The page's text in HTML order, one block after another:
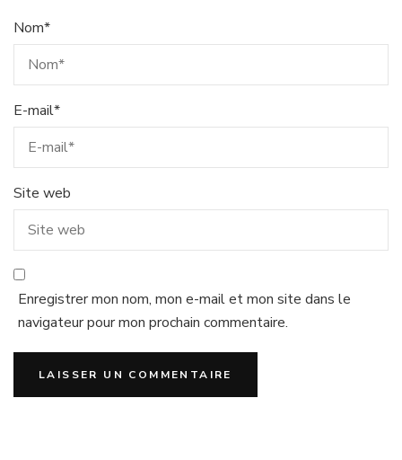
Nom*
E-mail*
Site web
Enregistrer mon nom, mon e-mail et mon site dans le
navigateur pour mon prochain commentaire.